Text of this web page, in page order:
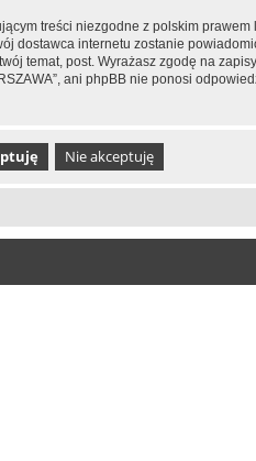
treści niezgodne z polskim
dostawca internetu zostanie
temat, post. Wyrażasz zgodę na
ani phpBB nie ponosi